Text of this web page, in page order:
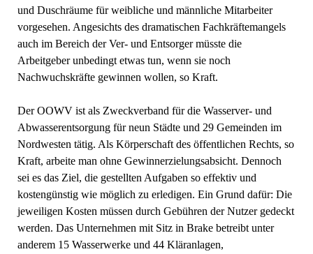
und Duschräume für weibliche und männliche Mitarbeiter
vorgesehen. Angesichts des dramatischen Fachkräftemangels
auch im Bereich der Ver- und Entsorger müsste die
Arbeitgeber unbedingt etwas tun, wenn sie noch
Nachwuchskräfte gewinnen wollen, so Kraft.
Der OOWV ist als Zweckverband für die Wasserver- und
Abwasserentsorgung für neun Städte und 29 Gemeinden im
Nordwesten tätig. Als Körperschaft des öffentlichen Rechts, so
Kraft, arbeite man ohne Gewinnerzielungsabsicht. Dennoch
sei es das Ziel, die gestellten Aufgaben so effektiv und
kostengünstig wie möglich zu erledigen. Ein Grund dafür: Die
jeweiligen Kosten müssen durch Gebühren der Nutzer gedeckt
werden. Das Unternehmen mit Sitz in Brake betreibt unter
anderem 15 Wasserwerke und 44 Kläranlagen,